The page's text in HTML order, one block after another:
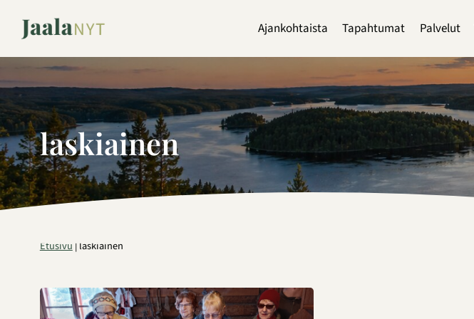
sisältöön
Ajankohtaista Tapahtumat Palvelut
laskiainen
Etusivu|laskiainen